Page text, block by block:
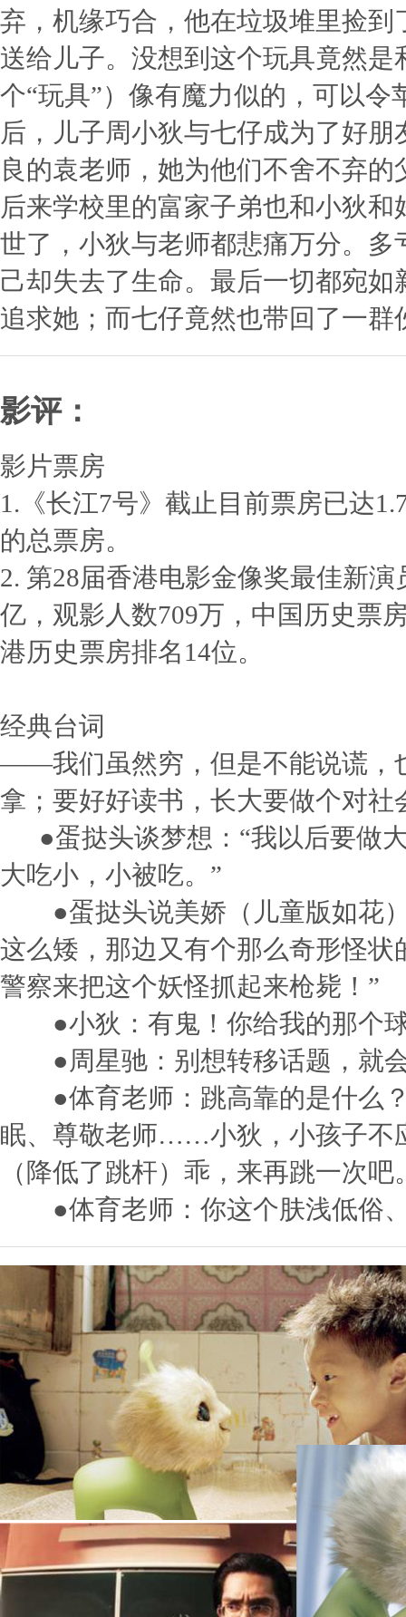
弃，机缘巧合，他在垃圾堆里捡
送给儿子。没想到这个玩具竟然
个“玩具”）像有魔力似的，可以
后，儿子周小狄与七仔成为了好
良的袁老师，她为他们不舍不弃
后来学校里的富家子弟也和小狄
世了，小狄与老师都悲痛万分。
己却失去了生命。最后一切都宛
追求她；而七仔竟然也带回了一群
影评：
影片票房
1.《长江7号》截止目前票房已达
的总票房。
2. 第28届香港电影金像奖最佳新
亿，观影人数709万，中国历史票
港历史票房排名14位。
经典台词
——我们虽然穷，但是不能说谎，
拿；要好好读书，长大要做个对
●蛋挞头谈梦想：“我以后要做
大吃小，小被吃。”
●蛋挞头说美娇（儿童版如花）
这么矮，那边又有个那么奇形怪
警察来把这个妖怪抓起来枪毙！”
●小狄：有鬼！你给我的那个
●周星驰：别想转移话题，就
●体育老师：跳高靠的是什么？
眠、尊敬老师……小狄，小孩子不
（降低了跳杆）乖，来再跳一次吧
●体育老师：你这个肤浅低俗、